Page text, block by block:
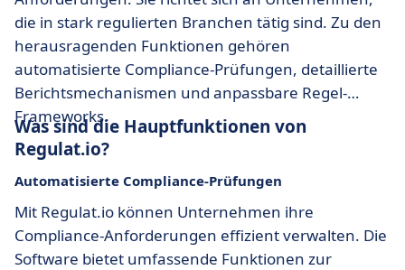
die in stark regulierten Branchen tätig sind. Zu den
herausragenden Funktionen gehören
automatisierte Compliance-Prüfungen, detaillierte
Berichtsmechanismen und anpassbare Regel-
Frameworks.
Was sind die Hauptfunktionen von
Regulat.io?
Automatisierte Compliance-Prüfungen
Mit Regulat.io können Unternehmen ihre
Compliance-Anforderungen effizient verwalten. Die
Software bietet umfassende Funktionen zur